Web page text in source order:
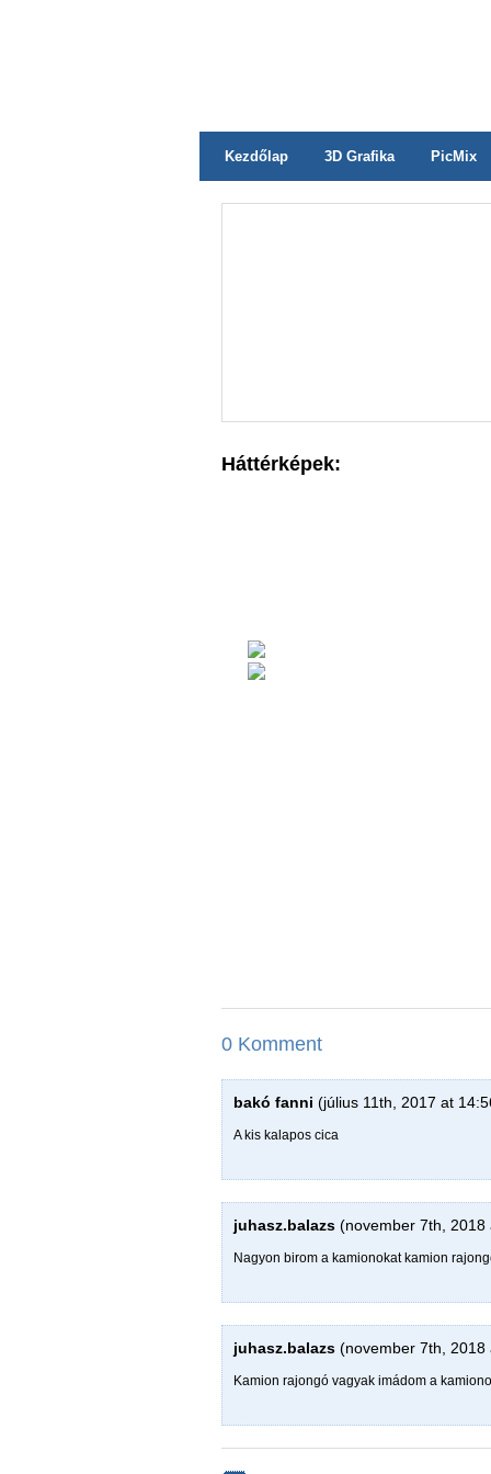
Kezdőlap 3D Grafika PicMix
Háttérképek:
0 Komment
bakó fanni (július 11th, 2017 at
A kis kalapos cica
juhasz.balazs (november 7th, 2018
Nagyon birom a kamionokat kamion
juhasz.balazs (november 7th, 2018
Kamion rajongó vagyak imádom a